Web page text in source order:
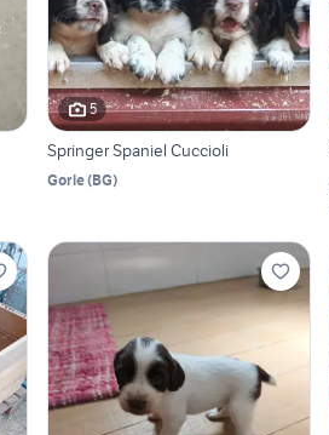
5
Springer Spaniel Cuccioli
Gorle(BG)